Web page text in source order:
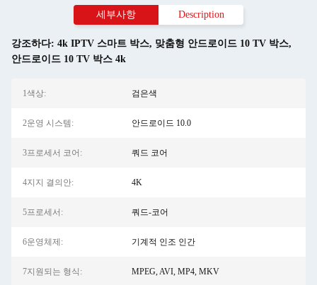
세부사항 Description
강조하다: 4k IPTV 스마트 박스, 맞춤형 안드로이드 10 TV 박스,
안드로이드 10 TV 박스 4k
1색상: 검은색
2운영 시스템: 안드로이드 10.0
3프로세서 코어: 쿼드 코어
4지지 결의안: 4K
5프로세서: 쿼드-코어
6운영체제: 기계적 인조 인간
7지원되는 형식: MPEG, AVI, MP4, MKV